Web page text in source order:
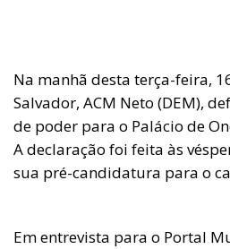
Na manhã desta terça-feira,
Salvador, ACM Neto (DEM),
de poder para o Palácio de
A declaração foi feita às
sua pré-candidatura para o
Em entrevista para o Portal